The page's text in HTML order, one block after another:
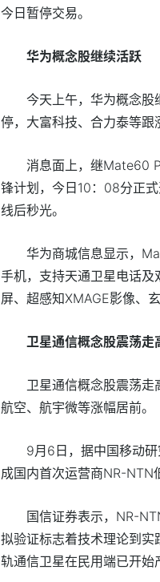
今日暂停交易。
华为概念股继续活跃
今天上午，华为概念股
停，大富科技、合力泰等跟
消息面上，继Mate60
锋计划，今日10：08分正
线后秒光。
华为商城信息显示，
手机，支持天通卫星电话
屏、超感知XMAGE影像、
卫星通信概念股震荡走
卫星通信概念股震荡
航空、航宇微等涨幅居前。
9月6日，据中国移动
成国内首次运营商NR-NTN
国信证券表示，NR-
拟验证标志着技术理论到实
轨通信卫星在民用端已开始